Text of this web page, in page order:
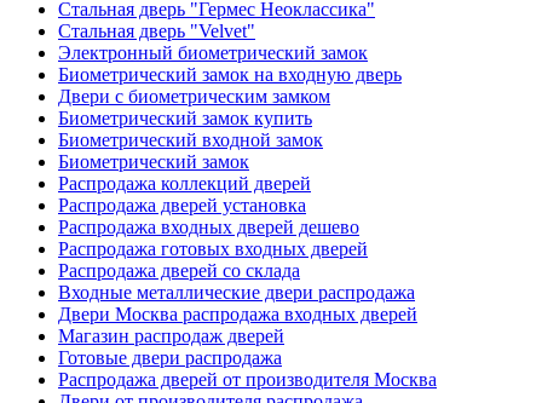
Стальная дверь "Гермес Неоклассика"
Стальная дверь "Velvet"
Электронный биометрический замок
Биометрический замок на входную дверь
Двери с биометрическим замком
Биометрический замок купить
Биометрический входной замок
Биометрический замок
Распродажа коллекций дверей
Распродажа дверей установка
Распродажа входных дверей дешево
Распродажа готовых входных дверей
Распродажа дверей со склада
Входные металлические двери распродажа
Двери Москва распродажа входных дверей
Магазин распродаж дверей
Готовые двери распродажа
Распродажа дверей от производителя Москва